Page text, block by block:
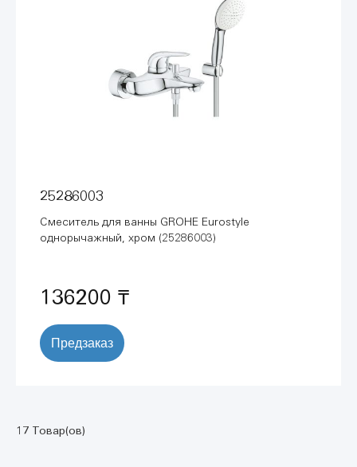
25286003
Смеситель для ванны GROHE Eurostyle
однорычажный, хром (25286003)
136200 ₸
Предзаказ
17 Товар(ов)